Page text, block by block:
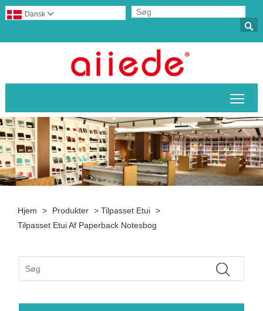

Dansk 
Hjem > Produkter >Tilpasset Etui >
Tilpasset Etui Af Paperback Notesbog